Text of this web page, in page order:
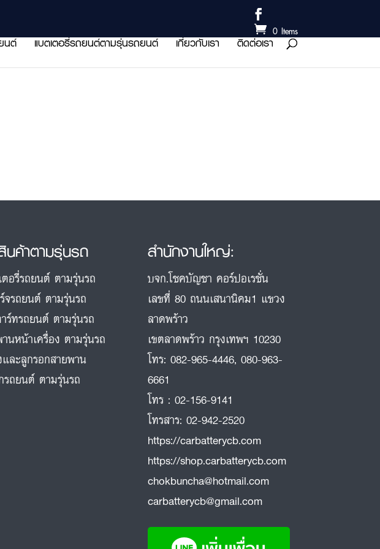
0 Items
นต์ แบตเตอรี่รถยนต์ตามรุ่นรถยนต์ เกี่ยวกับเรา ติดต่อเรา
นค้าตามรุ่นรถ
อรี่รถยนต์ ตามรุ่นรถ
จรถยนต์ ตามรุ่นรถ
ร์ทรถยนต์ ตามรุ่นรถ
นหน้าเครื่อง ตามรุ่นรถ
ละลูกรอกสายพาน
ถยนต์ ตามรุ่นรถ
สำนักงานใหญ่:
บจก.โชคบัญชา คอร์ปอเรชั่น
เลขที่ 80 ถนนเสนานิคม1 แขวง
ลาดพร้าว
เขตลาดพร้าว กรุงเทพฯ 10230
โทร: 082-965-4446, 080-963-
6661
โทร : 02-156-9141
โทรสาร: 02-942-2520
https://carbatterycb.com
https://shop.carbatterycb.com
chokbuncha@hotmail.com
carbatterycb@gmail.com